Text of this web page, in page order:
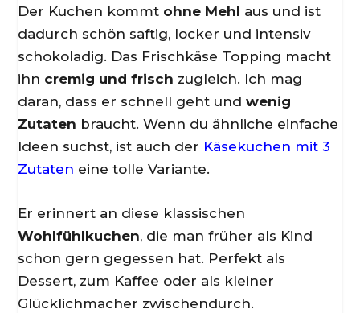
Der Kuchen kommt ohne Mehl aus und ist
dadurch schön saftig, locker und intensiv
schokoladig. Das Frischkäse Topping macht
ihn cremig und frisch zugleich. Ich mag
daran, dass er schnell geht undwenig
Zutaten braucht. Wenn du ähnliche einfache
Ideen suchst, ist auch der Käsekuchen mit 3
Zutaten eine tolle Variante.
Er erinnert an diese klassischen
Wohlfühlkuchen, die man früher als Kind
schon gern gegessen hat. Perfekt als
Dessert, zum Kaffee oder als kleiner
Glücklichmacher zwischendurch.